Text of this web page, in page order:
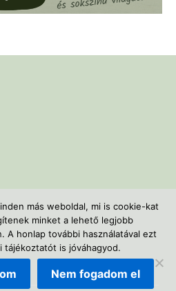
más weboldal, mi is cookie-kat
minket a lehető legjobb
A honlap további használatával ezt
tájékoztatót is jóváhagyod.
Nem fogadom el